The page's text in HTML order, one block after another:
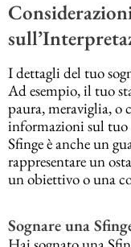
I dettagli del tuo
Ad esempio, il tuo
paura, meraviglia, o
informazioni sul tuo
Sfinge è anche un
rappresentare un
un obiettivo o una
Sognare una